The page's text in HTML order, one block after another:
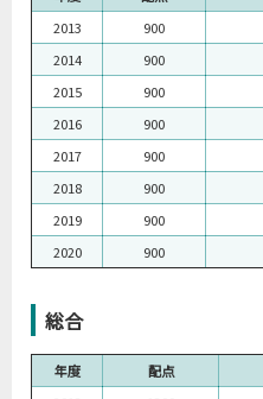
2013
900
2014
900
2015
900
2016
900
2017
900
2018
900
2019
900
2020
900
総合
年度 配点